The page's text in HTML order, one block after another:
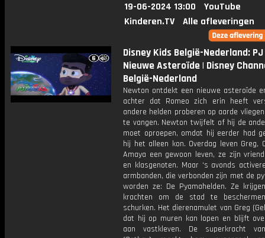
19-06-2024 13:00
YouTube
Kinderen.TV
Alle afleveringen
Disney Kids België-Nederland:
Nieuwe Asteroïde | Disney
België-Nederland
Newton ontdekt een nieuwe asteroïde
achter dat Romeo zich erin heeft
andere helden proberen op aarde
te vangen. Newton twijfelt of hij de
moet oproepen, omdat hij eerder had
hij het alleen kon. Overdag leven Greg,
Amaya een gewoon leven, ze zijn
en klasgenoten. Maar ‘s avonds
armbanden, die verbonden zijn met de
worden ze: De Pyamahelden. Ze
krachten om de stad te
schurken. Het dierenamulet van Greg
dat hij op muren kan lopen en blijft
aan vastkleven. De superkracht